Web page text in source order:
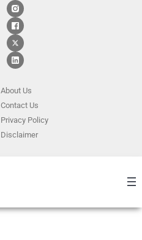
About Us
ContactUs
Privacy Policy
Disclaimer